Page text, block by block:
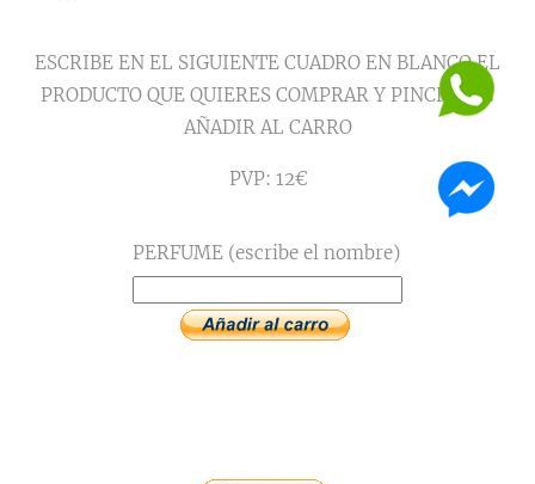
ESCRIBE EN EL SIGUIENTE CUADRO EN BLANCO EL
PRODUCTO QUE QUIERES COMPRAR Y PINCHA EN
AÑADIR AL CARRO
PVP: 12€
PERFUME (escribe el nombre)